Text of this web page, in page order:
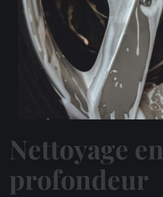
Nettoyage en
profondeur